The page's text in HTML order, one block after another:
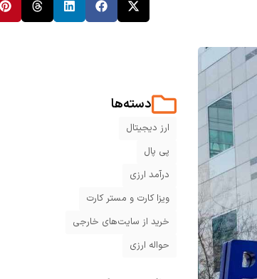
دسته‌ها
ارز دیجیتال
پی پال
درآمد ارزی
ویزا کارت و مستر کارت
خرید از سایت‌های خارجی
حواله ارزی